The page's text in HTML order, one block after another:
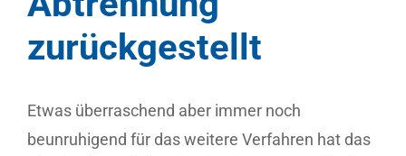
zurückgestellt
Etwas überraschend aber immer noch
beunruhigend für das weitere Verfahren hat das